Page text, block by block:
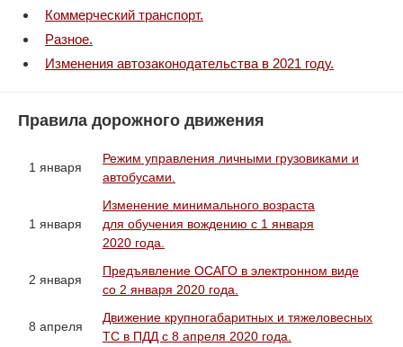
Коммерческий транспорт.
Разное.
Изменения автозаконодательства в 2021 году.
Правила дорожного движения
1 января
Режим управления личными грузовиками и
автобусами.
1 января
Изменение минимального возраста
для обучения вождению с 1 января
2020 года.
2 января
Предъявление ОСАГО в электронном виде
со 2 января 2020 года.
8 апреля
Движение крупногабаритных и тяжеловесных
ТС в ПДД с 8 апреля 2020 года.